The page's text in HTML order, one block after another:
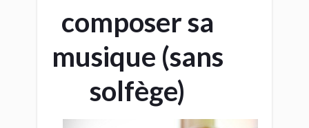
composer sa
musique (sans
solfège)